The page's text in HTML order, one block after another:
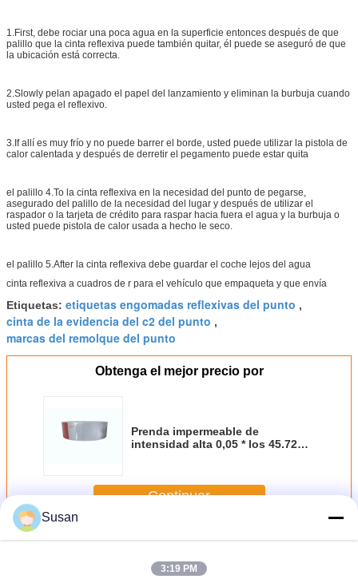
1.First, debe rociar una poca agua en la superficie entonces después de que
palillo que la cinta reflexiva puede también quitar, él puede se aseguró de que
la ubicación está correcta.
2.Slowly pelan apagado el papel del lanzamiento y eliminan la burbuja cuando
usted pega el reflexivo.
3.If allí es muy frío y no puede barrer el borde, usted puede utilizar la pistola de
calor calentada y después de derretir el pegamento puede estar quita
el palillo 4.To la cinta reflexiva en la necesidad del punto de pegarse,
asegurado del palillo de la necesidad del lugar y después de utilizar el
raspador o la tarjeta de crédito para raspar hacia fuera el agua y la burbuja o
usted puede pistola de calor usada a hecho le seco.
el palillo 5.After la cinta reflexiva debe guardar el coche lejos del agua
cinta reflexiva a cuadros de r para el vehículo que empaqueta y que envía
Etiquetas: etiquetas engomadas reflexivas del punto ,
cinta de la evidencia del c2 del punto ,
marcas del remolque del punto
Obtenga el mejor precio por
Prenda impermeable de
intensidad alta 0,05 * los 45.72m
camión
Continuar
MásCinta reflexiva del C2 del punto
Susan
3:19 PM